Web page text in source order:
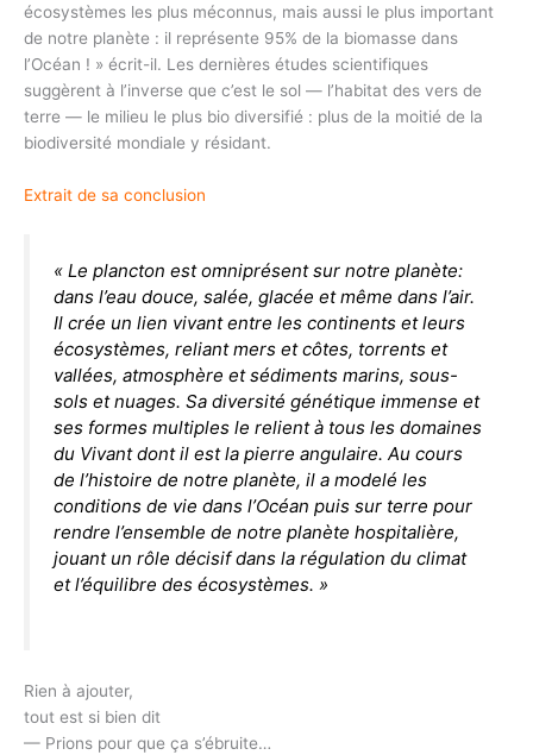
écosystèmes les plus méconnus, mais aussi le plus important
de notre planète : il représente 95% de la biomasse dans
l’Océan ! » écrit-il. Les dernières études scientifiques
suggèrent à l’inverse que c’est le sol — l’habitat des vers de
terre — le milieu le plus bio diversifié : plus de la moitié de la
biodiversité mondiale y résidant.
Extrait de sa conclusion
« Le plancton est omniprésent sur notre planète:
dans l’eau douce, salée, glacée et même dans l’air.
Il crée un lien vivant entre les continents et leurs
écosystèmes, reliant mers et côtes, torrents et
vallées, atmosphère et sédiments marins, sous-
sols et nuages. Sa diversité génétique immense et
ses formes multiples le relient à tous les domaines
du Vivant dont il est la pierre angulaire. Au cours
de l’histoire de notre planète, il a modelé les
conditions de vie dans l’Océan puis sur terre pour
rendre l’ensemble de notre planète hospitalière,
jouant un rôle décisif dans la régulation du climat
et l’équilibre des écosystèmes. »
Rien à ajouter,
tout est si bien dit
— Prions pour que ça s’ébruite…